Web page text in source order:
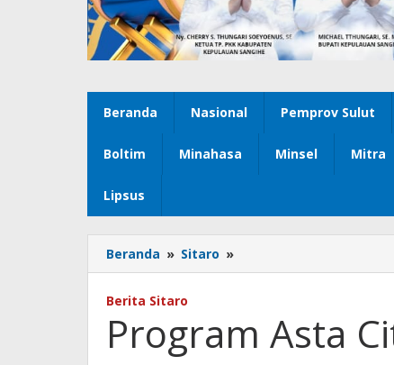
Beranda Nasional Pemprov Sulut
Boltim Minahasa Minsel Mitra
Lipsus
Beranda » Sitaro »
Asta
Prabowo,
Fokus
Berita Sitaro
Program Asta